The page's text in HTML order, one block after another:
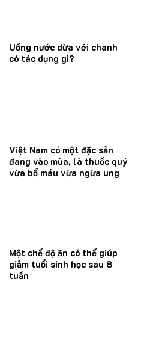
Uống nước dừa với chanh
có tác dụng gì?
Việt Nam có một đặc sản
đang vào mùa, là thuốc quý
vừa bổ máu vừa ngừa ung
Một chế độ ăn có thể giúp
giảm tuổi sinh học sau 8
tuần